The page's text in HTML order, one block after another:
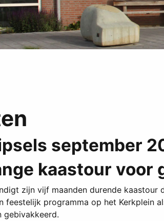
september
kaastour voor
zijn vijf maanden durende
feestelijk programma op het
gebivakkeerd.